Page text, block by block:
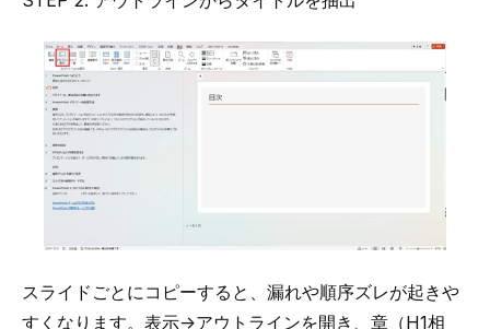
スライドごとにコピーすると、漏れや順序ズレが起きや
すくなります。表示→アウトラインを開き、章（H1相